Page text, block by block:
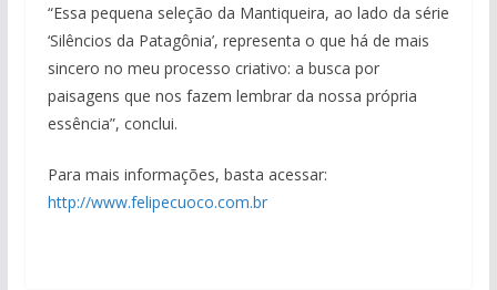
“Essa pequena seleção da Mantiqueira, ao lado da série
‘Silêncios da Patagônia’, representa o que há de mais
sincero no meu processo criativo: a busca por
paisagens que nos fazem lembrar da nossa própria
essência”, conclui.
Para mais informações, basta acessar:
http://www.felipecuoco.com.br